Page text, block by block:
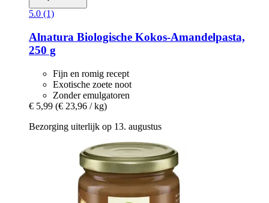
5.0 (1)
Alnatura Biologische Kokos-​Amandelpasta,
250 g
Fijn en romig recept
Exotische zoete noot
Zonder emulgatoren
€ 5,99 (€ 23,96 / kg)
Bezorging uiterlijk op 13. augustus